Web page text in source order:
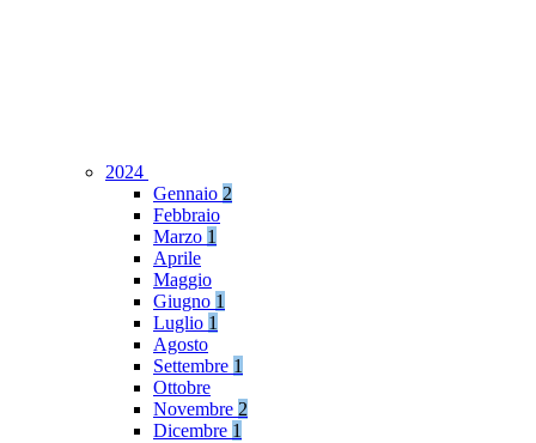
2024
Gennaio 2
Febbraio
Marzo 1
Aprile
Maggio
Giugno 1
Luglio 1
Agosto
Settembre 1
Ottobre
Novembre 2
Dicembre 1